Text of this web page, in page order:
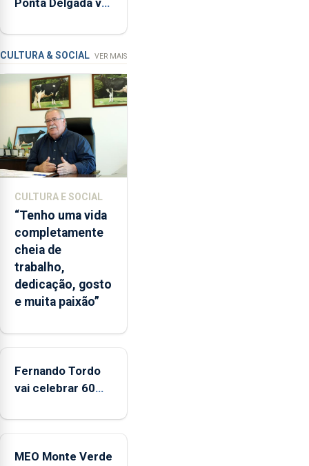
relacionadas
a
apanha
ilegal
lapas
2022
e
2026.
ilha
das
Flores
apresenta
um
“decréscimo
significativo”
CPUE
2022
e
instrumentos
CULTURA & SOCIAL VER MAIS
CULTURA E SOCIAL
“Tenho uma vida
completamente
cheia de
trabalho,
dedicação, gosto
e muita paixão”
Fernando Tordo
vai celebrar 60
no Coliseu
MEO Monte Verde